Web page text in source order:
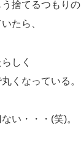
捨てるつもりの
たら、
しく
くなっている。
い・・・(笑)。